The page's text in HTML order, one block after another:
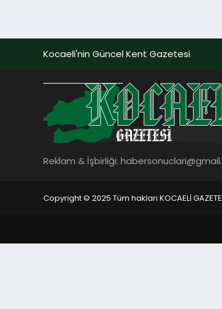
Kocaeli'nin Güncel Kent Gazetesi
Reklam & İşbirliği:
Copyright © 2025 Tüm hakları KOCAELİ